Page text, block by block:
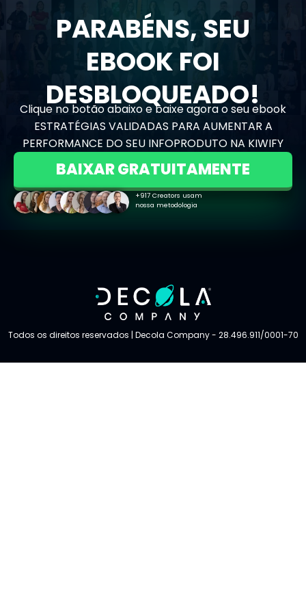
PARABÉNS, SEU
EBOOK FOI
DESBLOQUEADO!
Clique no botão abaixo e baixe agora o seu ebook
ESTRATÉGIAS VALIDADAS PARA AUMENTAR A
PERFORMANCE DO SEU INFOPRODUTO NA KIWIFY
BAIXAR GRATUITAMENTE
+917 Creators usam
nossa metodologia
Todos os direitos reservados | Decola Company - 28.496.911/0001-70